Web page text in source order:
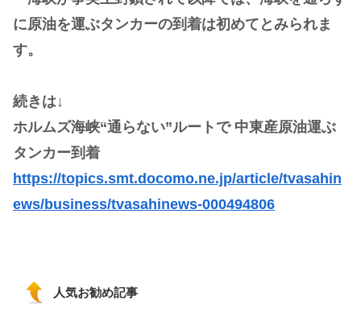
に原油を運ぶタンカーの到着は初めてとみられま
す。
続きは↓
ホルムズ海峡“通らない”ルートで 中東産原油運ぶ
タンカー到着
https://topics.smt.docomo.ne.jp/article/tvasahin
ews/business/tvasahinews-000494806
人気お勧め記事